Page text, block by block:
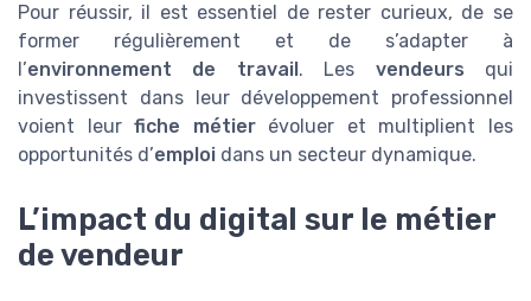
Pour réussir, il est essentiel de rester curieux, de se
former régulièrement et de s’adapter à
l’environnement de travail . Les vendeurs qui
investissent dans leur développement professionnel
voient leurfiche métierévoluer et multiplient les
opportunités d’emploi dans un secteur dynamique.
L’impact du digital sur le métier
de vendeur